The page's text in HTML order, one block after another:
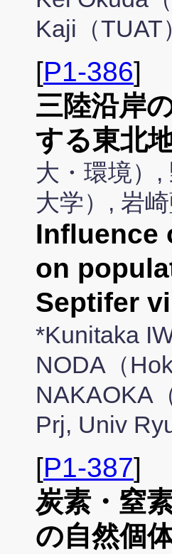
Kaji（TUAT
[P1-386]
三陸沿岸
する東北
大・環境）,
大学）, 岩
Influence
on
Septifer
*Kunitaka
NODA（
NAKAOKA
Prj, Univ
[P1-387]
炭素・窒
の自然個